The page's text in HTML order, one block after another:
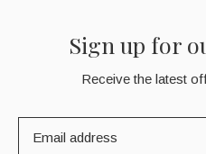
Sign up for
Receive the latest